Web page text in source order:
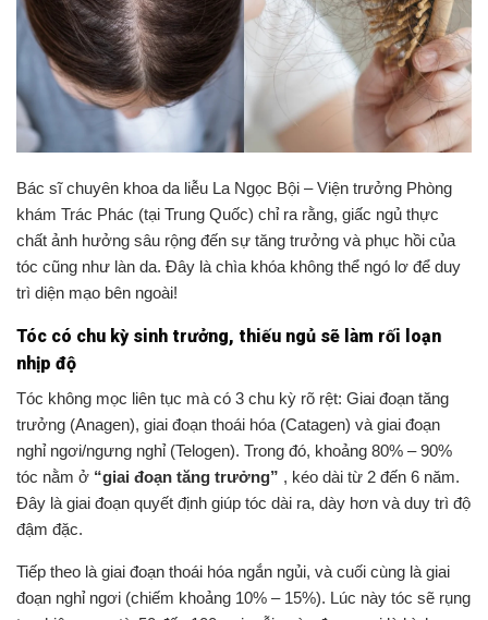
Bác sĩ chuyên khoa da liễu La Ngọc Bội – Viện trưởng Phòng
khám Trác Phác (tại Trung Quốc) chỉ ra rằng, giấc ngủ thực
chất ảnh hưởng sâu rộng đến sự tăng trưởng và phục hồi của
tóc cũng như làn da. Đây là chìa khóa không thể ngó lơ để duy
trì diện mạo bên ngoài!
Tóc có chu kỳ sinh trưởng, thiếu ngủ sẽ làm rối loạn
nhịp độ
Tóc không mọc liên tục mà có 3 chu kỳ rõ rệt: Giai đoạn tăng
trưởng (Anagen), giai đoạn thoái hóa (Catagen) và giai đoạn
nghỉ ngơi/ngưng nghỉ (Telogen). Trong đó, khoảng 80% – 90%
tóc nằm ở “giai đoạn tăng trưởng” , kéo dài từ 2 đến 6 năm.
Đây là giai đoạn quyết định giúp tóc dài ra, dày hơn và duy trì độ
đậm đặc.
Tiếp theo là giai đoạn thoái hóa ngắn ngủi, và cuối cùng là giai
đoạn nghỉ ngơi (chiếm khoảng 10% – 15%). Lúc này tóc sẽ rụng